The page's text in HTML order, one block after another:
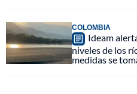
COLOMBIA
Ideam
niveles de los
medidas se